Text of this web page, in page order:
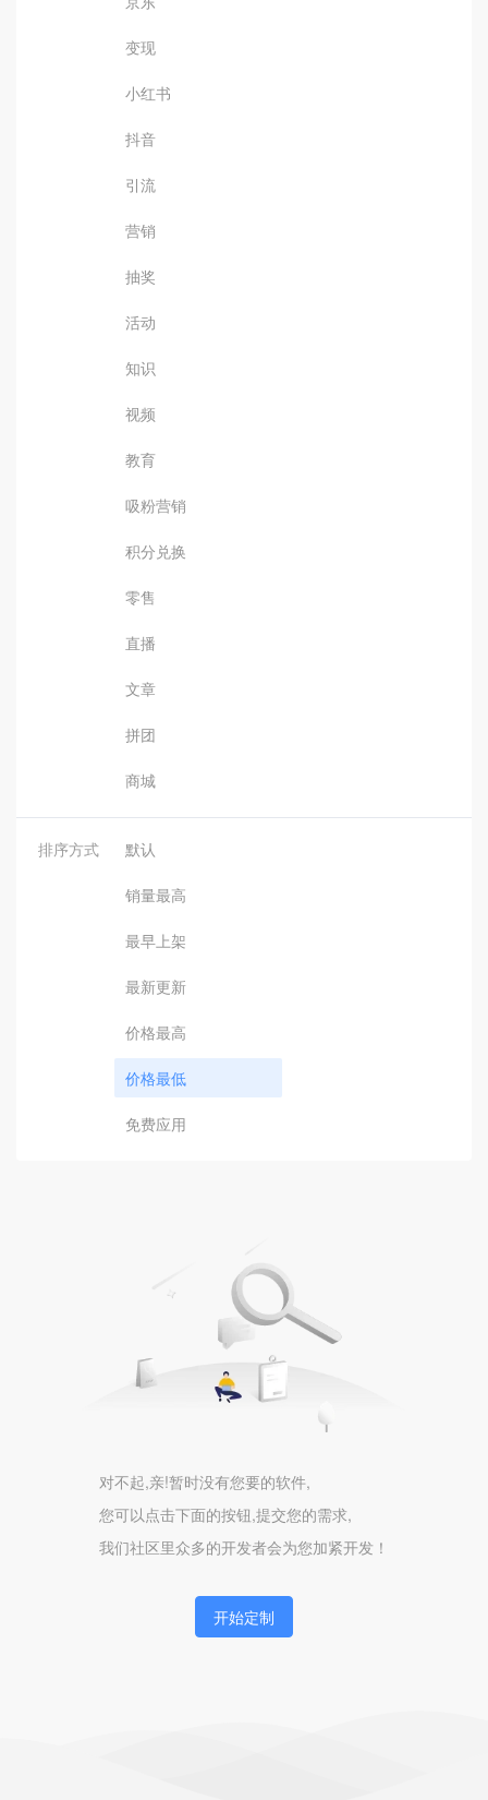
变现
小红书
抖音
引流
营销
抽奖
活动
知识
视频
教育
吸粉营销
积分兑换
零售
直播
文章
拼团
商城
排序方式 默认
销量最高
最早上架
最新更新
价格最高
价格最低
免费应用
对不起,亲!暂时没有您要的软件,
您可以点击下面的按钮,提交您的需求,
我们社区里众多的开发者会为您加紧开发！
开始定制